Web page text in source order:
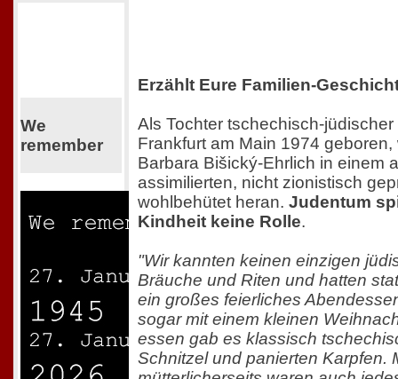
We
remember
Erzählt Eure Familien-
Als Tochter tschechisch-
Frankfurt am Main 1974
Barbara Bišický-Ehrlich in einem
assimilierten, nicht zionistisch
wohlbehütet heran. Judentum
Kindheit keine Rolle.
"Wir kannten keinen einzigen
Bräuche und Riten und hatten
ein großes feierliches
sogar mit einem kleinen
essen gab es klassisch
Schnitzel und panierten Karpfen.